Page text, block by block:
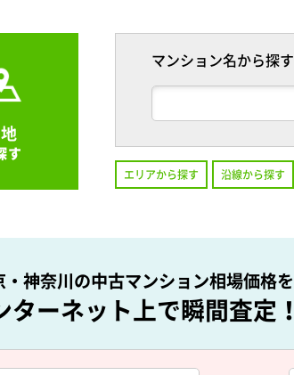
す
マンション名から探す
エリアから探す 沿線から探す
・神奈川の中古マンション相場価格を
ターネット上で瞬間査定！